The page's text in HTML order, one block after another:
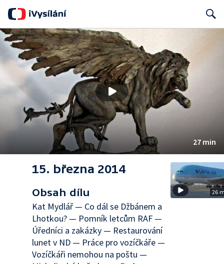
27 min
15. března 2014
Obsah dílu
Kat Mydlář — Co dál se Džbánem a
Lhotkou? — Pomník letcům RAF —
Úředníci a zakázky — Restaurování
lunet v ND — Práce pro vozíčkáře —
Vozíčkáři nemohou na poštu —
26